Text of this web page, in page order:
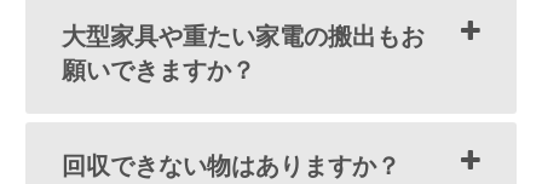
大型家具や重たい家電の搬出もお
願いできますか？
回収できない物はありますか？